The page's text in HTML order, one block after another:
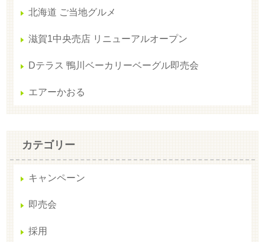
北海道 ご当地グルメ
滋賀1中央売店 リニューアルオープン
Dテラス 鴨川ベーカリーベーグル即売会
エアーかおる
カテゴリー
キャンペーン
即売会
採用